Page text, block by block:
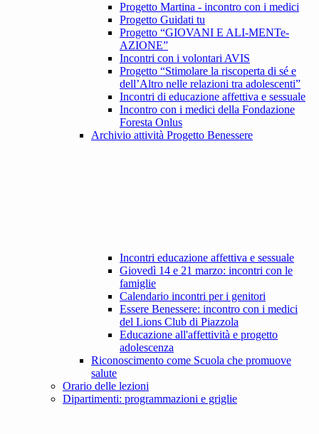
Progetto Martina - incontro con i medici
Progetto Guidati tu
Progetto “GIOVANI E ALI-MENTe-
AZIONE”
Incontri con i volontari AVIS
Progetto “Stimolare la riscoperta di sé e
dell’Altro nelle relazioni tra adolescenti”
Incontri di educazione affettiva e sessuale
Incontro con i medici della Fondazione
Foresta Onlus
Archivio attività Progetto Benessere
Incontri educazione affettiva e sessuale
Giovedì 14 e 21 marzo: incontri con le
famiglie
Calendario incontri per i genitori
Essere Benessere: incontro con i medici
del Lions Club di Piazzola
Educazione all'affettività e progetto
adolescenza
Riconoscimento come Scuola che promuove
salute
Orario delle lezioni
Dipartimenti: programmazioni e griglie